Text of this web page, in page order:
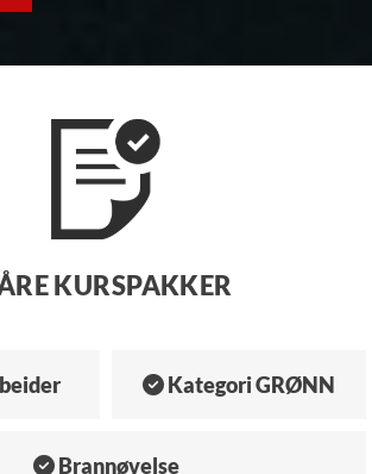
KURSPAKKER
 Kategori GRØNN
 Brannøvelse